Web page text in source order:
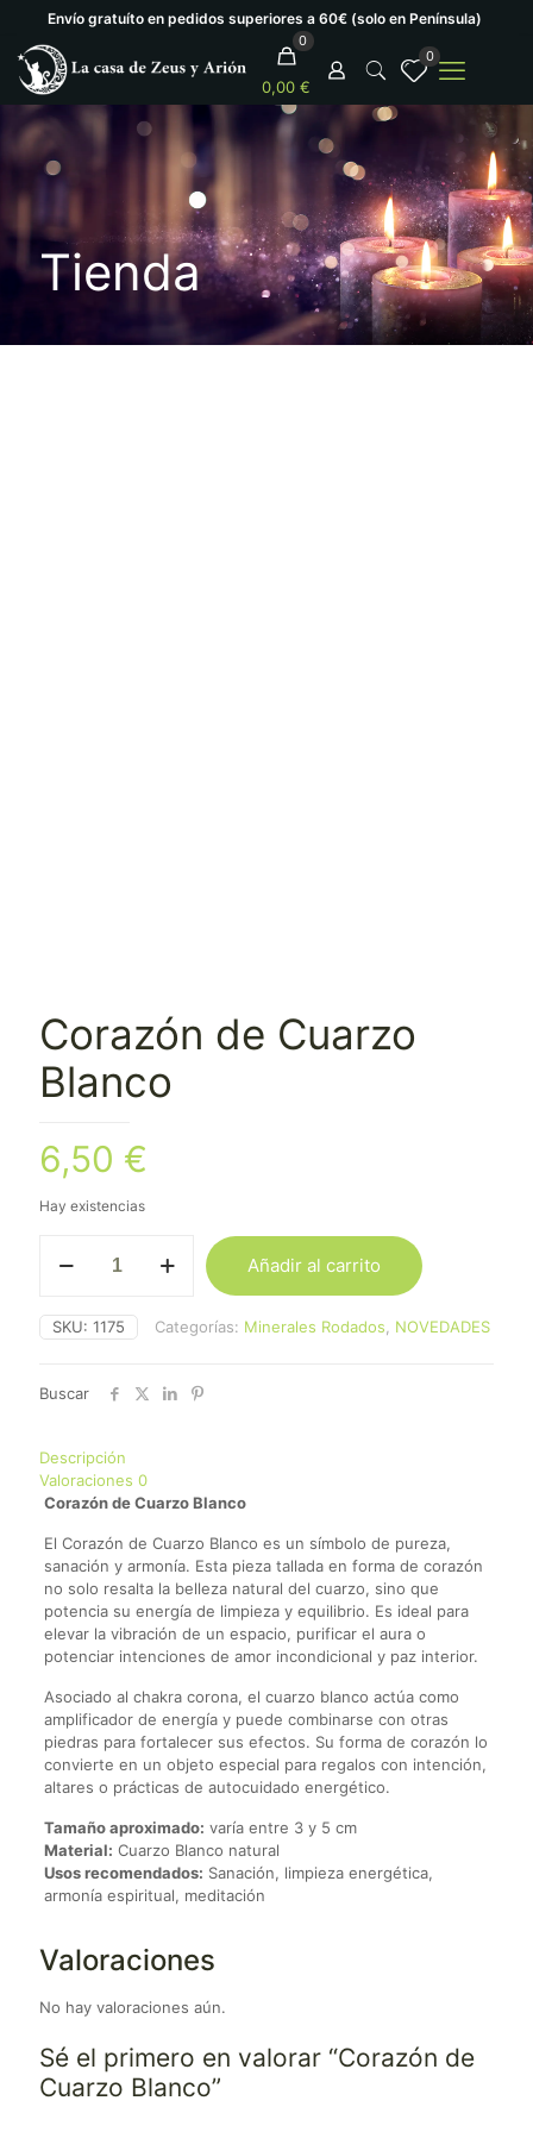
Envío gratuíto en pedidos superiores a 60€ (solo en Península)
0
0,00 €
0
Tienda
Corazón de Cuarzo
Blanco
6,50 €
Hay existencias
Blanco
cantidad
Añadir al carrito
SKU: 1175 Categorías: Minerales Rodados, NOVEDADES
Buscar
Descripción
Valoraciones 0
Corazón de Cuarzo Blanco
El Corazón de Cuarzo Blanco es un símbolo de pureza,
sanación y armonía. Esta pieza tallada en forma de corazón
no solo resalta la belleza natural del cuarzo, sino que
potencia su energía de limpieza y equilibrio. Es ideal para
elevar la vibración de un espacio, purificar el aura o
potenciar intenciones de amor incondicional y paz interior.
Asociado al chakra corona, el cuarzo blanco actúa como
amplificador de energía y puede combinarse con otras
piedras para fortalecer sus efectos. Su forma de corazón lo
convierte en un objeto especial para regalos con intención,
altares o prácticas de autocuidado energético.
Tamaño aproximado: varía entre 3 y 5 cm
Material: Cuarzo Blanco natural
Usos recomendados: Sanación, limpieza energética,
armonía espiritual, meditación
Valoraciones
No hay valoraciones aún.
Sé el primero en valorar “Corazón de
Cuarzo Blanco”